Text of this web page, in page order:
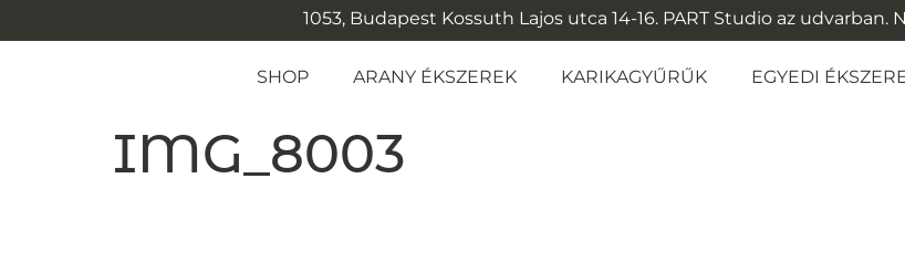
1053, Budapest Kossuth Lajos utca 14-16. PART Studio az udvarban.
SHOP ARANY ÉKSZEREK KARIKAGYŰRŰK EGYEDI
IMG_8003